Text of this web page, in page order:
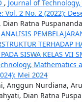
, Journal of
Vol. 2 No. 2 (2022):
Dian Ratna
ANALISIS
TERHADAP
SISWA KELAS VII
Mathematics
Mei 2024
Anggun Nurdiana,
Dian Ratna